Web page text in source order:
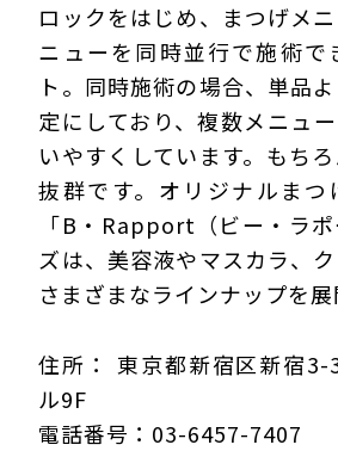
ロックをはじめ、まつげメ
ニューを同時並行で施術で
ト。同時施術の場合、単品
定にしており、複数メニュ
いやすくしています。もち
抜群です。オリジナルまつ
「B・Rapport（ビー・ラ
ズは、美容液やマスカラ、
さまざまなラインナップを展
住所： 東京都新宿区新宿3-
ル9F
電話番号：03-6457-7407